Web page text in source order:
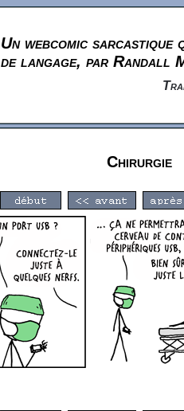
Un webcomic sarcastique
de langage, par Randall
Chirurgie